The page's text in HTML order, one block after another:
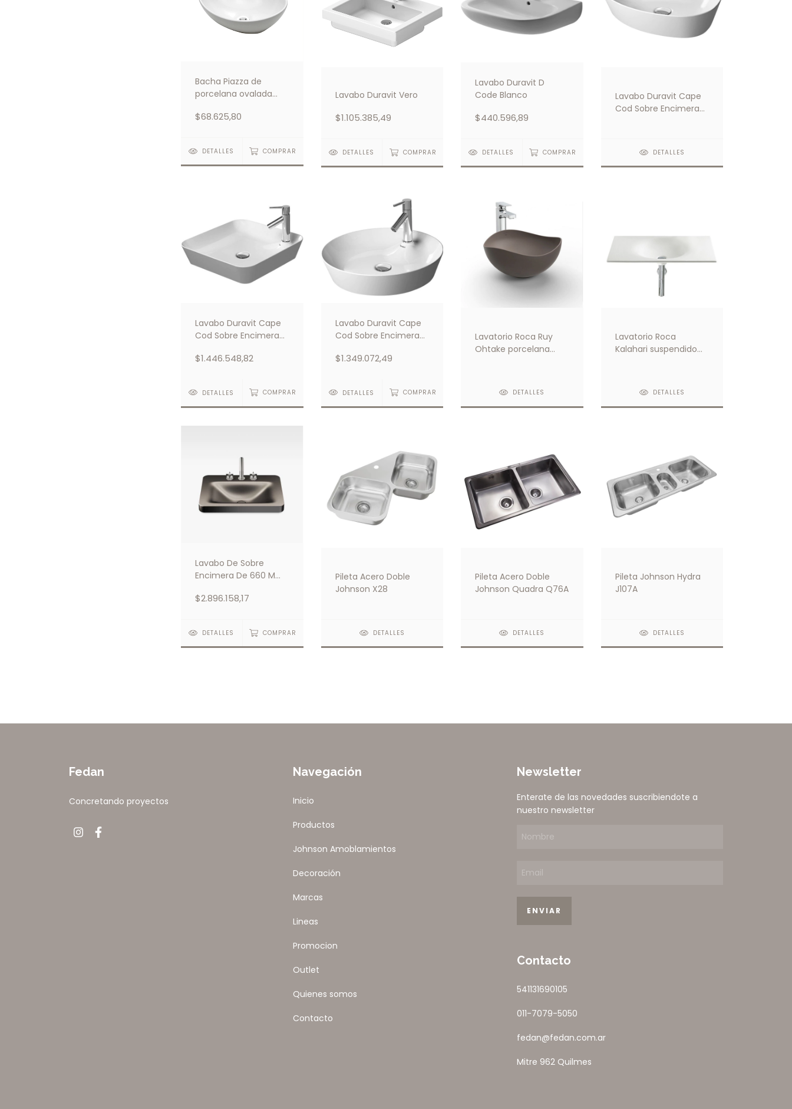
Bacha Piazza de
porcelana ovalada
$68.625,80
DETALLES COMPRAR
Lavabo Duravit Vero
$1.105.385,49
DETALLES COMPRAR
Lavabo Duravit D
Code Blanco
$440.596,89
DETALLES COMPRAR
Lavabo Duravit Cape
Cod Sobre Encimera
DETALLES
Lavabo Duravit Cape
Cod Sobre Encimera
$1.446.548,82
DETALLES COMPRAR
Lavabo Duravit Cape
Cod Sobre Encimera
$1.349.072,49
DETALLES COMPRAR
Lavatorio Roca Ruy
Ohtake porcelana
DETALLES
Lavatorio Roca
Kalahari suspendido
DETALLES
Lavabo De Sobre
Encimera De 660 Mm
Lavabo De 3 Orificios
$2.896.158,17
DETALLES COMPRAR
Pileta Acero Doble
Johnson X28
DETALLES
Pileta Acero Doble
Johnson Quadra Q76A
DETALLES
Pileta Johnson Hydra
J107A
DETALLES
Fedan
Concretando proyectos
Navegación
Inicio
Productos
Johnson Amoblamientos
Decoración
Marcas
Lineas
Promocion
Outlet
Quienes somos
Contacto
Newsletter
Enterate de las novedades suscribiendote a
nuestro newsletter
Contacto
541131690105
011-7079-5050
fedan@fedan.com.ar
Mitre 962 Quilmes